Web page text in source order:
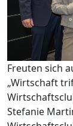
Freuten sich
„Wirtschaft
Stefanie